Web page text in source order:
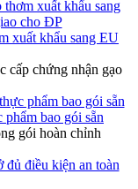
xuất khẩu sang EU
cấp chứng nhận gạo
bao gói sẵn
gói hoàn chỉnh